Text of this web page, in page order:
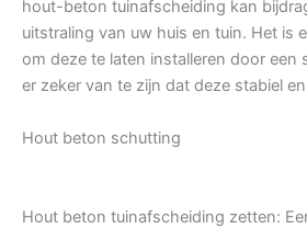
hout-beton tuinafscheiding kan
uitstraling van uw huis en tuin. Het is
om deze te laten installeren door een
er zeker van te zijn dat deze stabiel
Hout beton schutting
Hout beton tuinafscheiding zetten: